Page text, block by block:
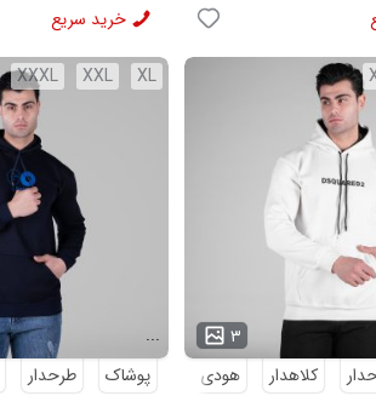
خرید سریع
۳
کلاهدار هودی
هودی مردانه
XL
XXL
XXXL
...
پوشاک
طرحدار